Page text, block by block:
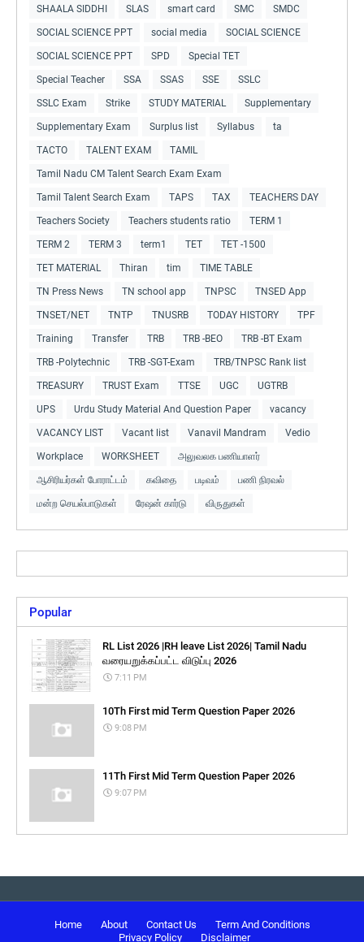
SHAALA SIDDHI SLAS smart card SMC SMDC
SOCIAL SCIENCE PPT social media SOCIAL SCIENCE
SOCIAL SCIENCE PPT SPD Special TET
Special Teacher SSA SSAS SSE SSLC
SSLC Exam Strike STUDY MATERIAL Supplementary
Supplementary Exam Surplus list Syllabus ta
TACTO TALENT EXAM TAMIL
Tamil Nadu CM Talent Search Exam Exam
Tamil Talent Search Exam TAPS TAX TEACHERS DAY
Teachers Society Teachers students ratio TERM 1
TERM 2 TERM 3 term1 TET TET -1500
TET MATERIAL Thiran tim TIME TABLE
TN Press News TN school app TNPSC TNSED App
TNSET/NET TNTP TNUSRB TODAY HISTORY TPF
Training Transfer TRB TRB -BEO TRB -BT Exam
TRB -Polytechnic TRB -SGT-Exam TRB/TNPSC Rank list
TREASURY TRUST Exam TTSE UGC UGTRB
UPS Urdu Study Material And Question Paper vacancy
VACANCY LIST Vacant list Vanavil Mandram Vedio
Workplace WORKSHEET அலுவலக பணியாளர்
ஆசிரியர்கள் போராட்டம் கவிதை படிவம் பணி நிரவல்
மன்ற செயல்பாடுகள் ரேஷன் கார்டு விருதுகள்
Popular
RL List 2026 |RH leave List 2026| Tamil Nadu
வரையறுக்கப்பட்ட விடுப்பு 2026
7:11 PM
10Th First mid Term Question Paper 2026
9:08 PM
11Th First Mid Term Question Paper 2026
9:07 PM
Home About Contact Us
Term And Conditions
Privacy Policy
Disclaimer